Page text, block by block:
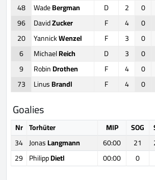
48
WadeBergman D 2 0
96
DavidZucker F 4 0
20
YannickWenzel F 3 0
6
MichaelReich D 3 0
9
RobinDrothen F 4 0
73
LinusBrandl F 4 0
Goalies
Nr Torhüter MIP SOG
34 JonasLangmann 60:00 21
29 PhilippDietl 00:00 0